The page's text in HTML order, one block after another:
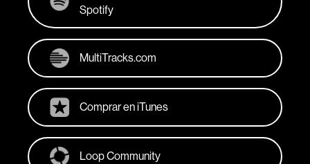
Spotify
MultiTracks.com
Comprar en iTunes
Loop Community